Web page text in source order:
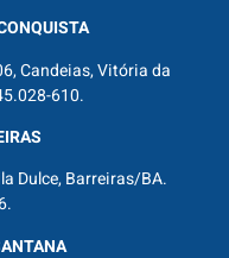
Candeias, Vitória da
610.
Dulce, Barreiras/BA.